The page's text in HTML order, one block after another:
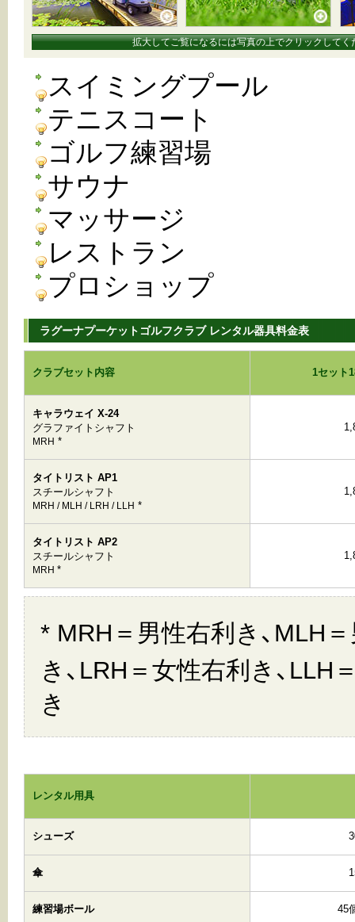
拡大してご覧になるには写真の上でクリックしてく
スイミングプール
テニスコート
ゴルフ練習場
サウナ
マッサージ
レストラン
プロショップ
ラグーナプーケットゴルフクラブ レンタル器具料金表
クラブセット内容 1セット
キャラウェイ X-24
グラファイトシャフト
MRH *
タイトリスト AP1
スチールシャフト
MRH / MLH / LRH / LLH *
タイトリスト AP2
スチールシャフト
MRH *
* MRH＝男性右利き、MLH
き、LRH＝女性右利き、LLH
き
レンタル用具
シューズ
傘
練習場ボール 45